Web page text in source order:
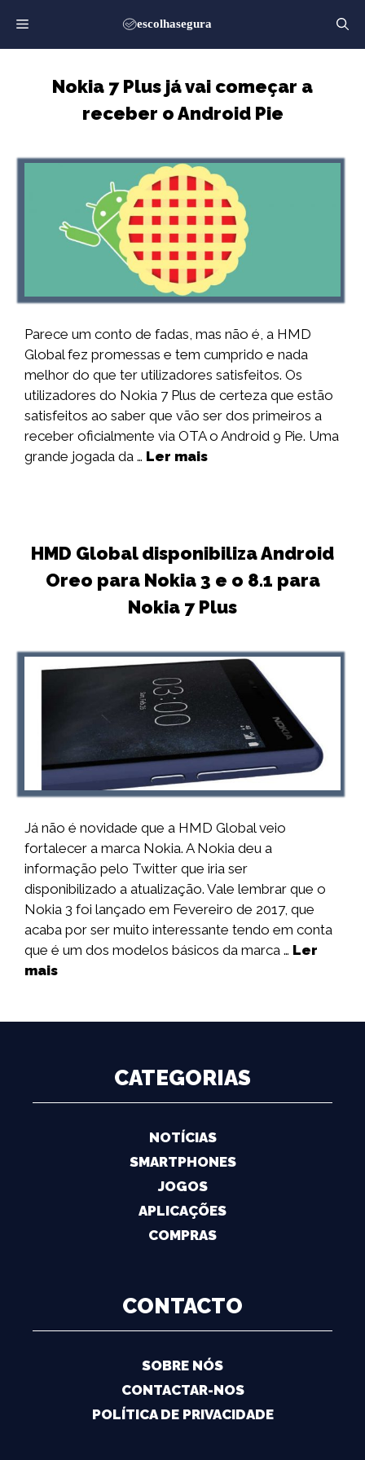
para
o
Nokia 7 Plus já vai começar a
receber o Android Pie
Parece um conto de fadas, mas não é, a HMD
Global fez promessas e tem cumprido e nada
melhor do que ter utilizadores satisfeitos. Os
utilizadores do Nokia 7 Plus de certeza que estão
satisfeitos ao saber que vão ser dos primeiros a
receber oficialmente via OTA o Android 9 Pie. Uma
grande jogada da … Ler mais
HMD Global disponibiliza Android
Oreo para Nokia 3 e o 8.1 para
Nokia 7 Plus
Já não é novidade que a HMD Global veio
fortalecer a marca Nokia. A Nokia deu a
informação pelo Twitter que iria ser
disponibilizado a atualização. Vale lembrar que o
Nokia 3 foi lançado em Fevereiro de 2017, que
acaba por ser muito interessante tendo em conta
que é um dos modelos básicos da marca … Ler
mais
CATEGORIAS
NOTÍCIAS
SMARTPHONES
JOGOS
APLICAÇÕES
COMPRAS
CONTACTO
SOBRE NÓS
CONTACTAR-NOS
POLÍTICA DE PRIVACIDADE